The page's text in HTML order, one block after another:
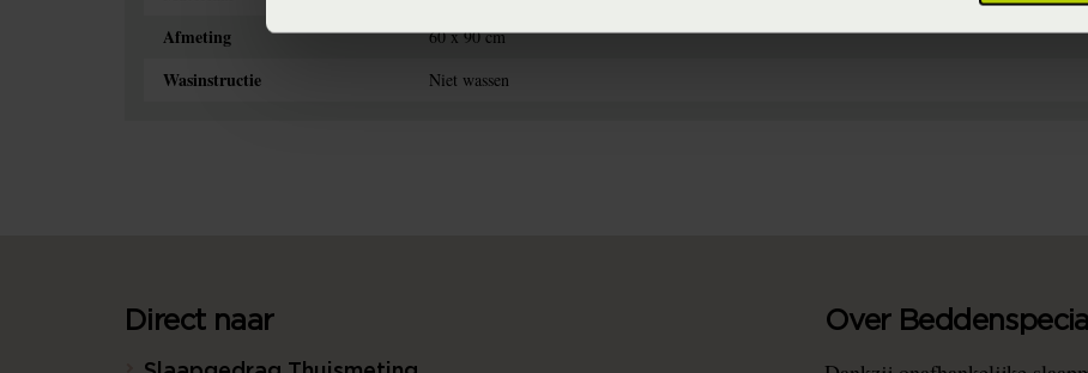
Afmeting 60 x 90 cm
Wasinstructie Niet wassen
Direct naar
Over